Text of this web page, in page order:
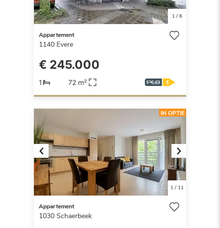
1/ 6
Appartement
1140 Evere
€ 245.000
1 72 m²
Previous Next
1/ 11
IN OPTIE
Appartement
1030 Schaerbeek